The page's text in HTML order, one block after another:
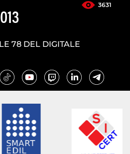
3631
78 DEL DIGITALE